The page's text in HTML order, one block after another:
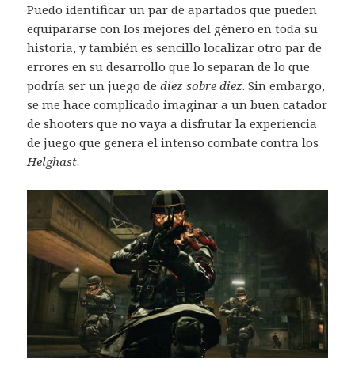
Puedo identificar un par de apartados que pueden
equipararse con los mejores del género en toda su
historia, y también es sencillo localizar otro par de
errores en su desarrollo que lo separan de lo que
podría ser un juego dediez sobre diez. Sin embargo,
se me hace complicado imaginar a un buen catador
de shooters que no vaya a disfrutar la experiencia
de juego que genera el intenso combate contra los
Helghast.